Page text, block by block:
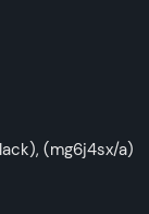
(mg6j4sx/a)